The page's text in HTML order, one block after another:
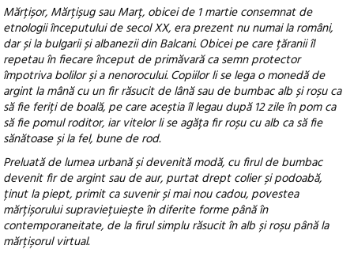
Mărțișor, Mărțișug sau Marț, obicei de 1 martie consemnat de
etnologii începutului de secol XX, era prezent nu numai la români,
dar și la bulgarii și albanezii din Balcani. Obicei pe care țăranii îl
repetau în fiecare început de primăvară ca semn protector
împotriva bolilor și a nenorocului. Copiilor li se lega o monedă de
argint la mână cu un fir răsucit de lână sau de bumbac alb și roșu ca
să fie feriți de boală, pe care aceștia îl legau după 12 zile în pom ca
să fie pomul roditor, iar vitelor li se agăța fir roșu cu alb ca să fie
sănătoase și la fel, bune de rod.
Preluată de lumea urbană și devenită modă, cu firul de bumbac
devenit fir de argint sau de aur, purtat drept colier și podoabă,
ținut la piept, primit ca suvenir și mai nou cadou, povestea
mărțișorului supraviețuiește în diferite forme până în
contemporaneitate, de la firul simplu răsucit în alb și roșu până la
mărțișorul virtual.